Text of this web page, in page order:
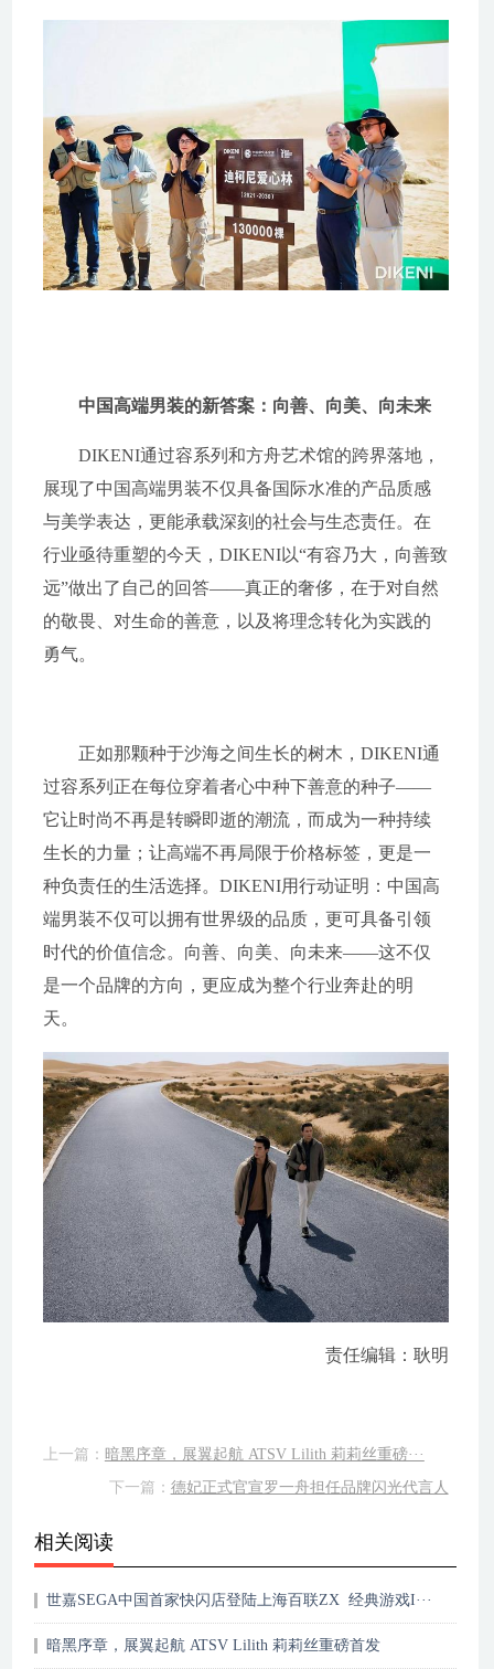
中国高端男装的新答案：向善、向美、向未来
DIKENI通过容系列和方舟艺术馆的跨界落地，
展现了中国高端男装不仅具备国际水准的产品质感
与美学表达，更能承载深刻的社会与生态责任。在
行业亟待重塑的今天，DIKENI以“有容乃大，向善致
远”做出了自己的回答——真正的奢侈，在于对自然
的敬畏、对生命的善意，以及将理念转化为实践的
勇气。
正如那颗种于沙海之间生长的树木，DIKENI通
过容系列正在每位穿着者心中种下善意的种子——
它让时尚不再是转瞬即逝的潮流，而成为一种持续
生长的力量；让高端不再局限于价格标签，更是一
种负责任的生活选择。DIKENI用行动证明：中国高
端男装不仅可以拥有世界级的品质，更可具备引领
时代的价值信念。向善、向美、向未来——这不仅
是一个品牌的方向，更应成为整个行业奔赴的明
天。
责任编辑：耿明
上一篇： 暗黑序章，展翼起航 ATSV Lilith 莉莉丝重磅···
下一篇： 德妃正式官宣罗一舟担任品牌闪光代言人
相关阅读
世嘉SEGA中国首家快闪店登陆上海百联ZX 经典游戏I···
暗黑序章，展翼起航 ATSV Lilith 莉莉丝重磅首发